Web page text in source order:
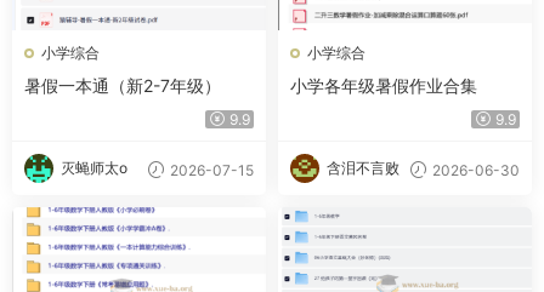
小学综合
暑假一本通（新2-7年级）
9.9
灭蝇师太o 2026-07-15
小学综合
小学各年级暑假作业合集
9.9
含泪不言败 2026-06-30